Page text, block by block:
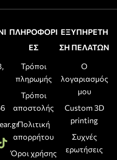
ΠΛΗΡΟΦΟΡΙ
ΕΣ
Τρόποι
πληρωμής
Τρόποι
αποστολής
Πολιτική
απορρήτου
Όροι χρήσης
ΕΞΥΠΗΡΕΤΗ
ΣΗ ΠΕΛΑΤΩΝ
Ο
λογαριασμός
μου
Custom 3D
printing
Συχνές
ερωτήσεις